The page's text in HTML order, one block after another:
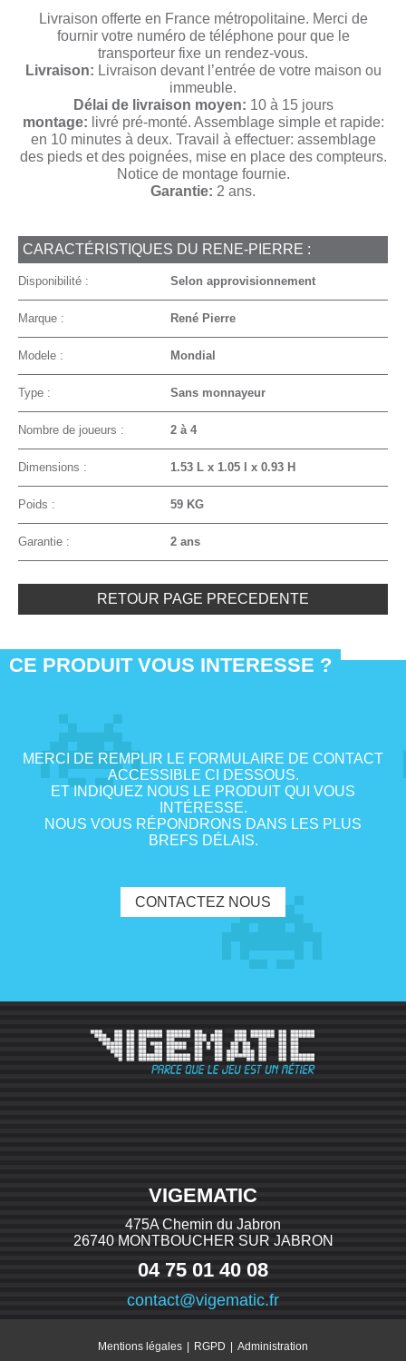
Livraison offerte en France métropolitaine. Merci de
fournir votre numéro de téléphone pour que le
transporteur fixe un rendez-vous.
Livraison: Livraison devant l’entrée de votre maison ou
immeuble.
Délai de livraison moyen: 10 à 15 jours
montage: livré pré-monté. Assemblage simple et rapide:
en 10 minutes à deux. Travail à effectuer: assemblage
des pieds et des poignées, mise en place des compteurs.
Notice de montage fournie.
Garantie: 2 ans.
CARACTÉRISTIQUES DU RENE-PIERRE :
Disponibilité : Selon approvisionnement
Marque : René Pierre
Modele : Mondial
Type : Sans monnayeur
Nombre de joueurs : 2 à 4
Dimensions : 1.53 L x 1.05 l x 0.93 H
Poids : 59 KG
Garantie : 2 ans
RETOUR PAGE PRECEDENTE
CE PRODUIT VOUS INTERESSE ?
MERCI DE REMPLIR LE FORMULAIRE DE CONTACT
ACCESSIBLE CI DESSOUS.
ET INDIQUEZ NOUS LE PRODUIT QUI VOUS
INTÉRESSE.
NOUS VOUS RÉPONDRONS DANS LES PLUS
BREFS DÉLAIS.
CONTACTEZ NOUS
VIGEMATIC
475A Chemin du Jabron
26740 MONTBOUCHER SUR JABRON
04 75 01 40 08
contact@vigematic.fr
Mentions légales | RGPD | Administration